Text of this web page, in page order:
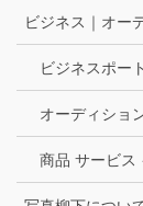
ビジネス｜オー
ビジネスポー
オーディショ
商品 サービス